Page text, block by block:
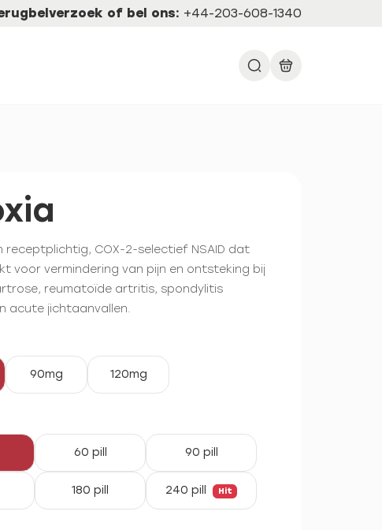
of bel ons: +44-203-608-1340
receptplichtig, COX-2-selectief NSAID dat
voor vermindering van pijn en ontsteking bij
reumatoïde artritis, spondylitis
acute jichtaanvallen.
90mg 120mg
60 pill 90 pill
180 pill 240 pill Hit